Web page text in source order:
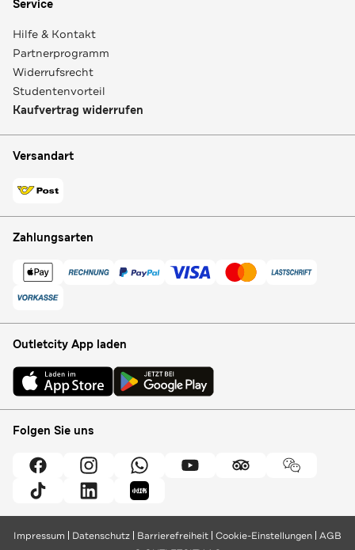
Service
Hilfe & Kontakt
Partnerprogramm
Widerrufsrecht
Studentenvorteil
Kaufvertrag widerrufen
Versandart
Zahlungsarten
Outletcity App laden
Folgen Sie uns
Impressum Datenschutz Barrierefreiheit Cookie-Einstellungen AGB